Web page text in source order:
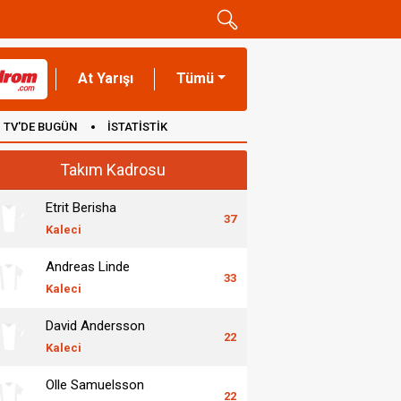
At Yarışı Tümü
TV'DE BUGÜN İSTATİSTİK
Takım Kadrosu
Etrit Berisha
Kaleci
37
Andreas Linde
Kaleci
33
David Andersson
Kaleci
22
Olle Samuelsson
22